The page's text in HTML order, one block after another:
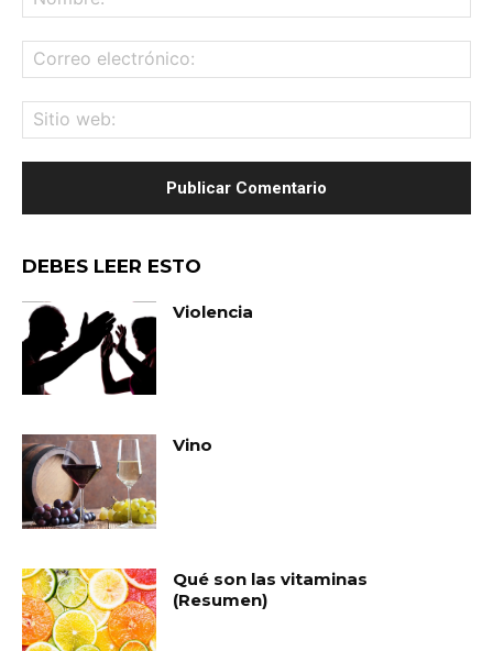
DEBES LEER ESTO
Violencia
Vino
Qué son las vitaminas
(Resumen)